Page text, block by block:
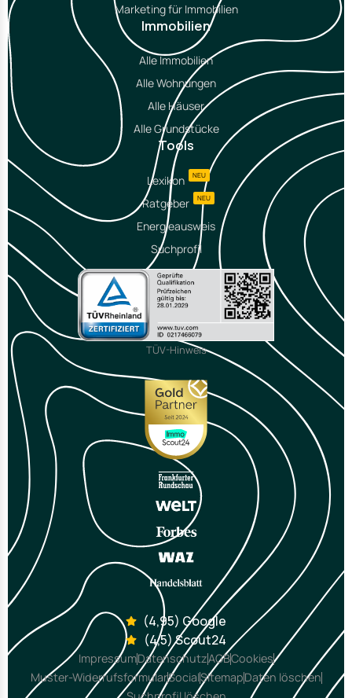
Marketing für Immobilien
Immobilien
Alle Immobilien
Alle Wohnungen
Alle Häuser
Alle Grundstücke
Tools
Lexikon NEU
Ratgeber NEU
Energieausweis
Suchprofil
TÜV-Hinweis
(4,95) Google
(4,5) Scout24
ImpressumDatenschutzAGBCookies
Muster-WiderrufsformularSocialSitemapDaten löschen